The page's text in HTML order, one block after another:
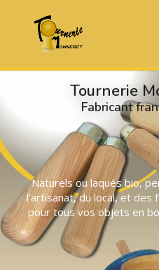
Tournerie
Fabricant
Naturels ou laqués bio,
l’artisanat, du local, et
pour tous vos objets en